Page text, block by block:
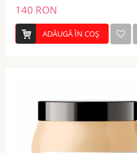
140 RON
ADĂUGĂ ÎN COŞ